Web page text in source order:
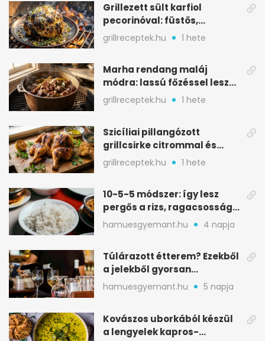
Grillezett sült karfiol
pecorinóval: füstös,
karamellizált nyári kedvenc
grillreceptek.hu 1 hete
Marha rendang maláj
módra: lassú főzéssel lesz
igazán szaftos
grillreceptek.hu 1 hete
Szicíliai pillangózott
grillcsirke citrommal és
oregánóval
grillreceptek.hu 1 hete
10-5-5 módszer: így lesz
pergős a rizs, ragacsosság
nélkül
hamuesgyemant.hu 4 napja
Túlárazott étterem? Ezekből
a jelekből gyorsan
észreveheted
hamuesgyemant.hu 5 napja
Kovászos uborkából készül
a lengyelek kapros-